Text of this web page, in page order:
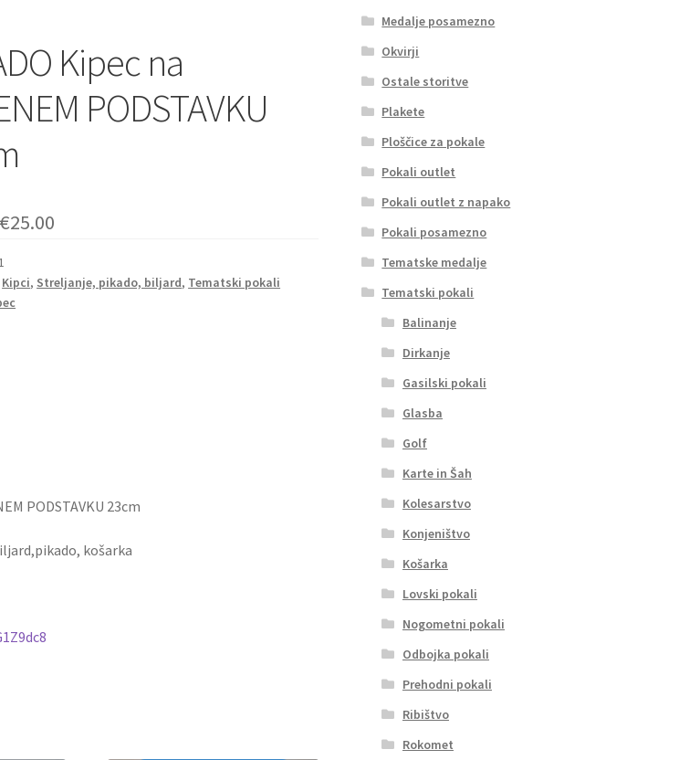
Kipec na
PODSTAVKU
Izvirna
cena
je
€25.00
je:
Kipci, Streljanje, pikado, biljard, Tematski pokali
PODSTAVKU 23cm
košarka
Medalje posamezno
Okvirji
Ostale storitve
Plakete
Ploščice za pokale
Pokali outlet
Pokali outlet z napako
Pokali posamezno
Tematske medalje
Tematski pokali
Balinanje
Dirkanje
Gasilski pokali
Glasba
Golf
Karte in Šah
Kolesarstvo
Konjeništvo
Košarka
Lovski pokali
Nogometni pokali
Odbojka pokali
Prehodni pokali
Ribištvo
Rokomet